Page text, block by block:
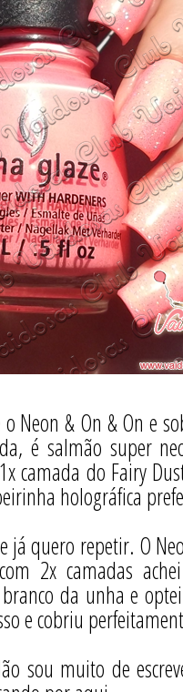
Neon & On & On e
é salmão super
camada do Fairy
holográfica
já quero repetir. O
2x camadas
da unha e
e cobriu
sou muito de